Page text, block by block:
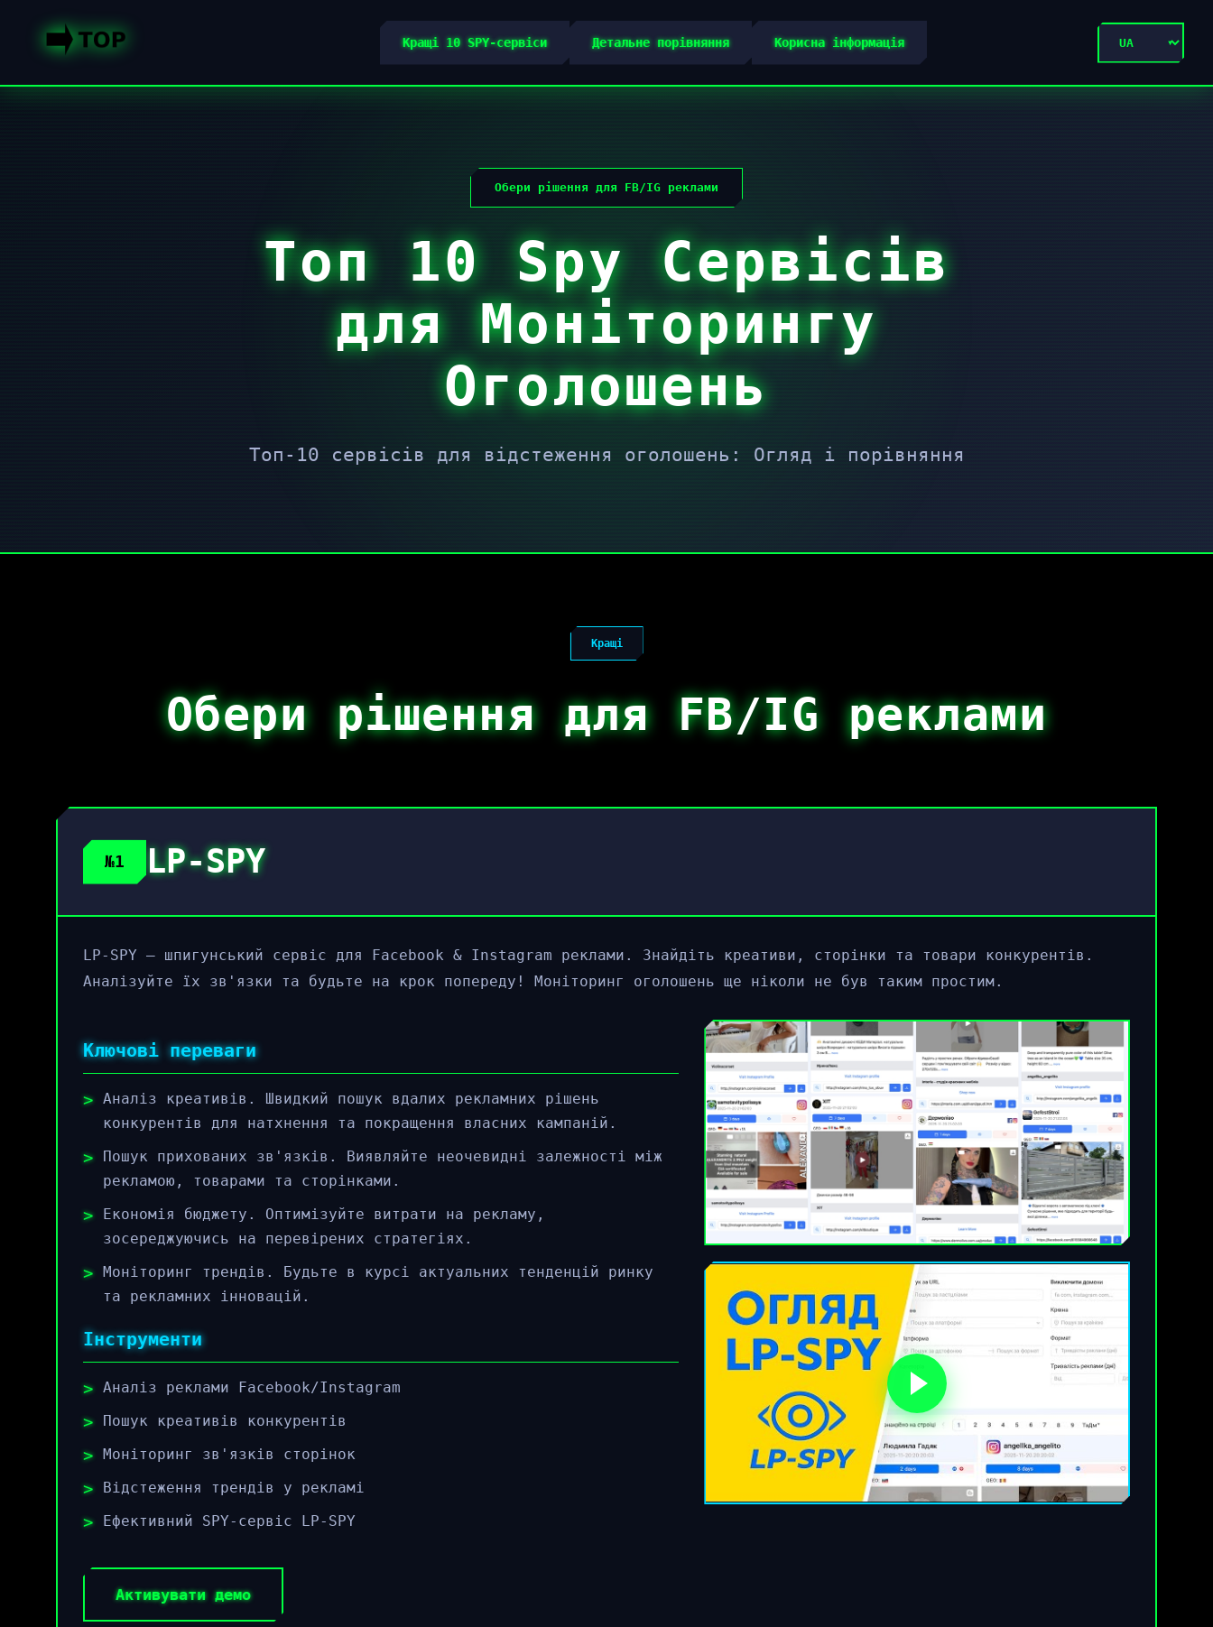
Кращі 10 SPY-сервіси Детальне порівняння Корисна інформація
Обери рішення для FB/IG реклами
Топ 10 Spy Сервісів
для Моніторингу
Оголошень
Топ-10 сервісів для відстеження оголошень: Огляд і порівняння
Кращі
Обери рішення для FB/IG реклами
№1 LP-SPY
LP-SPY – шпигунський сервіс для Facebook & Instagram реклами. Знайдіть креативи, сторінки та товари конкурентів.
Аналізуйте їх зв'язки та будьте на крок попереду! Моніторинг оголошень ще ніколи не був таким простим.
Ключові переваги
Аналіз креативів. Швидкий пошук вдалих рекламних рішень
конкурентів для натхнення та покращення власних кампаній.
Пошук прихованих зв'язків. Виявляйте неочевидні залежності між
рекламою, товарами та сторінками.
Економія бюджету. Оптимізуйте витрати на рекламу,
зосереджуючись на перевірених стратегіях.
Моніторинг трендів. Будьте в курсі актуальних тенденцій ринку
та рекламних інновацій.
Інструменти
Аналіз реклами Facebook/Instagram
Пошук креативів конкурентів
Моніторинг зв'язків сторінок
Відстеження трендів у рекламі
Ефективний SPY-сервіс LP-SPY
Активувати демо